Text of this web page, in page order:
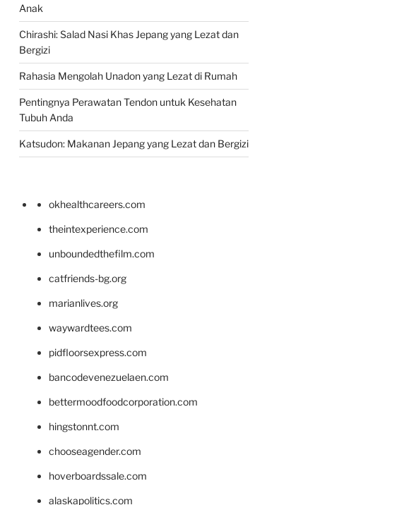
Anak
Chirashi: Salad Nasi Khas Jepang yang Lezat dan
Bergizi
Rahasia Mengolah Unadon yang Lezat di Rumah
Pentingnya Perawatan Tendon untuk Kesehatan
Tubuh Anda
Katsudon: Makanan Jepang yang Lezat dan Bergizi
okhealthcareers.com
theintexperience.com
unboundedthefilm.com
catfriends-bg.org
marianlives.org
waywardtees.com
pidfloorsexpress.com
bancodevenezuelaen.com
bettermoodfoodcorporation.com
hingstonnt.com
chooseagender.com
hoverboardssale.com
alaskapolitics.com